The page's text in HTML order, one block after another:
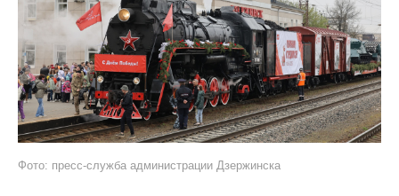
Фото: пресс-служба администрации Дзержинска